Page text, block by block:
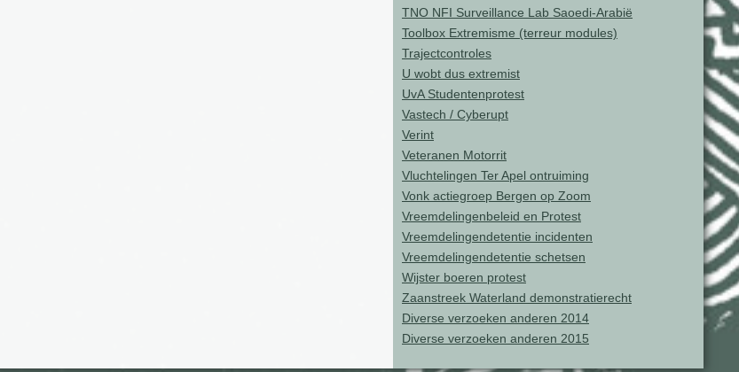
TNO NFI Surveillance Lab Saoedi-Arabië
Toolbox Extremisme (terreur modules)
Trajectcontroles
U wobt dus extremist
UvA Studentenprotest
Vastech / Cyberupt
Verint
Veteranen Motorrit
Vluchtelingen Ter Apel ontruiming
Vonk actiegroep Bergen op Zoom
Vreemdelingenbeleid en Protest
Vreemdelingendetentie incidenten
Vreemdelingendetentie schetsen
Wijster boeren protest
Zaanstreek Waterland demonstratierecht
Diverse verzoeken anderen 2014
Diverse verzoeken anderen 2015